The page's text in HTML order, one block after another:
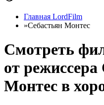
Главная LordFilm
»Себастьян Монтес
Смотреть
от режиссера
Монтес в